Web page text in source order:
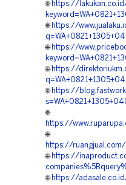
🌐 https://
🌐 https://
🌐 https://
🌐 https://
🌐 https://
🌐
https://
🌐
https://
🌐 https://
🌐 https://